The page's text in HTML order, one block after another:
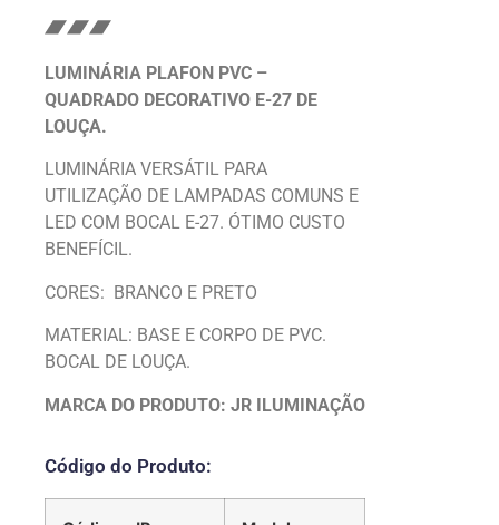
LUMINÁRIA PLAFON PVC –
QUADRADO DECORATIVO E-27 DE
LOUÇA.
LUMINÁRIA VERSÁTIL PARA
UTILIZAÇÃO DE LAMPADAS COMUNS E
LED COM BOCAL E-27. ÓTIMO CUSTO
BENEFÍCIL.
CORES: BRANCO E PRETO
MATERIAL: BASE E CORPO DE PVC.
BOCAL DE LOUÇA.
MARCA DO PRODUTO: JR ILUMINAÇÃO
Código do Produto: